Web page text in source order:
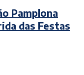
Pamplona
das Festas